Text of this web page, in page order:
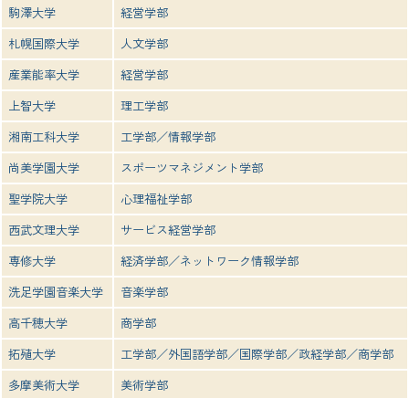
駒澤大学
経営学部
札幌国際大学
人文学部
産業能率大学
経営学部
上智大学
理工学部
湘南工科大学
工学部／情報学部
尚美学園大学
スポーツマネジメント学部
聖学院大学
心理福祉学部
西武文理大学
サービス経営学部
専修大学
経済学部／ネットワーク情報学部
洗足学園音楽大学
音楽学部
高千穂大学
商学部
拓殖大学
工学部／外国語学部／国際学部／政経学部／商学部
多摩美術大学
美術学部